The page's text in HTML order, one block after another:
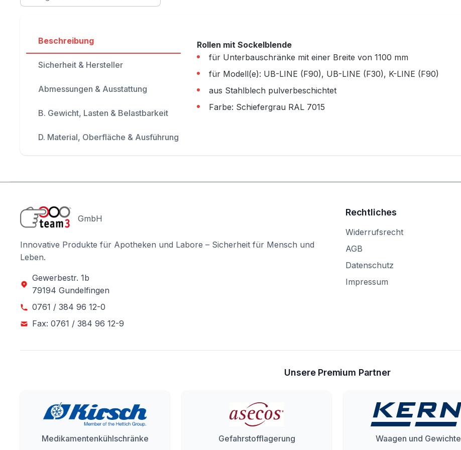
Beschreibung
Sicherheit & Hersteller
Abmessungen & Ausstattung
B. Gewicht, Lasten & Belastbarkeit
D. Material, Oberfläche & Ausführung
Rollen mit Sockelblende
für Unterbauschränke mit einer Breite von 1100 mm
für Modell(e): UB-LINE (F90), UB-LINE (F30), K-LINE (F90)
aus Stahlblech pulverbeschichtet
Farbe: Schiefergrau RAL 7015
GmbH
Innovative Produkte für Apotheken und Labore – Sicherheit für Mensch und
Leben.
Gewerbestr. 1b
79194 Gundelfingen
0761 / 384 96 12-0
Fax: 0761 / 384 96 12-9
Rechtliches
Widerrufsrecht
AGB
Datenschutz
Impressum
Unsere Premium Partner
Medikamentenkühlschränke Gefahrstofflagerung Waagen und Gewichte